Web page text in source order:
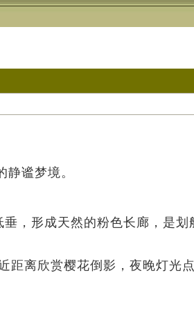
谧梦境。
，形成天然的粉色长廊，是划
离欣赏樱花倒影，夜晚灯光